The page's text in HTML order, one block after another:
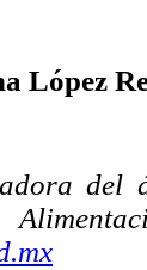
López
del